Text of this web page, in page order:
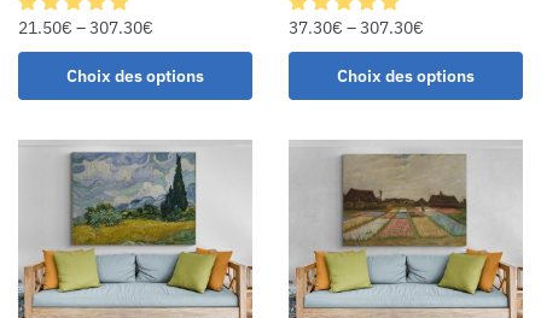
21.50€ –307.30€
Choix des options
37.30€ –307.30€
Choix des options